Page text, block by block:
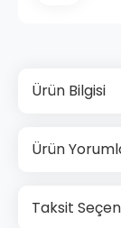
Ürün Bilgisi
Ürün
Taksit